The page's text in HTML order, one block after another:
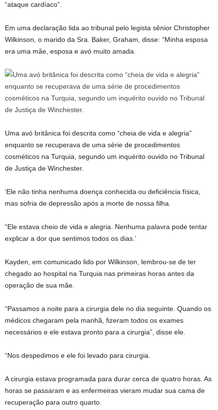
“ataque cardíaco”.
Em uma declaração lida ao tribunal pelo legista sênior Christopher
Wilkinson, o marido da Sra. Baker, Graham, disse: “Minha esposa
era uma mãe, esposa e avó muito amada.
Uma avó britânica foi descrita como “cheia de vida e alegria”
enquanto se recuperava de uma série de procedimentos
cosméticos na Turquia, segundo um inquérito ouvido no Tribunal
de Justiça de Winchester.
‘Ele não tinha nenhuma doença conhecida ou deficiência física,
mas sofria de depressão após a morte de nossa filha.
“Ele estava cheio de vida e alegria. Nenhuma palavra pode tentar
explicar a dor que sentimos todos os dias.’
Kayden, em comunicado lido por Wilkinson, lembrou-se de ter
chegado ao hospital na Turquia nas primeiras horas antes da
operação de sua mãe.
“Passamos a noite para a cirurgia dele no dia seguinte. Quando os
médicos chegaram pela manhã, fizeram todos os exames
necessários e ele estava pronto para a cirurgia”, disse ele.
“Nos despedimos e ele foi levado para cirurgia.
A cirurgia estava programada para durar cerca de quatro horas. As
horas se passaram e as enfermeiras vieram mudar sua cama de
recuperação para outro quarto.